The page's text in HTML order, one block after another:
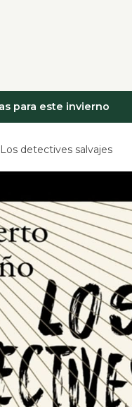
para este invierno
Los detectives salvajes